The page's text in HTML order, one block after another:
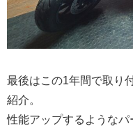
最後はこの1年間で取り
紹介。
性能アップするような